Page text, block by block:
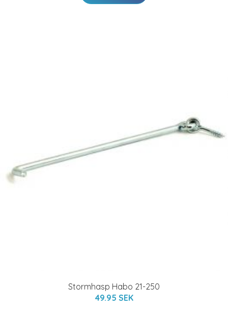
Stormhasp Habo 21-250
49.95 SEK